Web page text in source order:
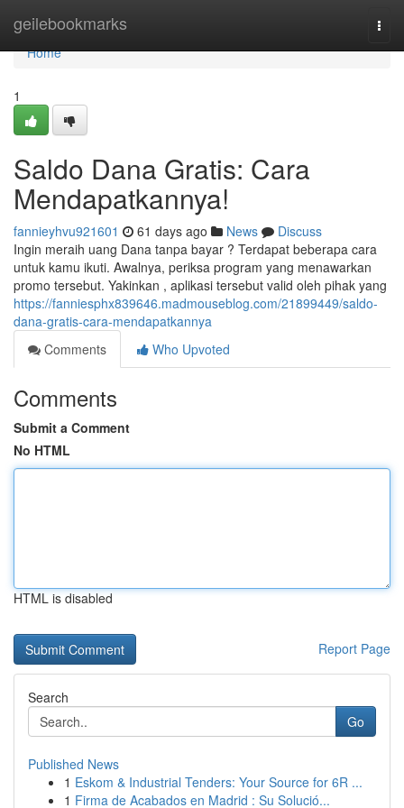
geilebookmarks
Home
Home
1
Saldo Dana Gratis: Cara
Mendapatkannya!
fannieyhvu921601 61 days ago News
Discuss
Ingin meraih uang Dana tanpa bayar ? Terdapat beberapa cara
untuk kamu ikuti. Awalnya, periksa program yang menawarkan
promo tersebut. Yakinkan , aplikasi tersebut valid oleh pihak yang
https://fanniesphx839646.madmouseblog.com/21899449/saldo-
dana-gratis-cara-mendapatkannya
Comments
Who Upvoted
Comments
Submit a Comment
No HTML
HTML is disabled
Report Page
Search
Go
Published News
1 Eskom & Industrial Tenders: Your Source for 6R ...
1 Firma de Acabados en Madrid : Su Solució...